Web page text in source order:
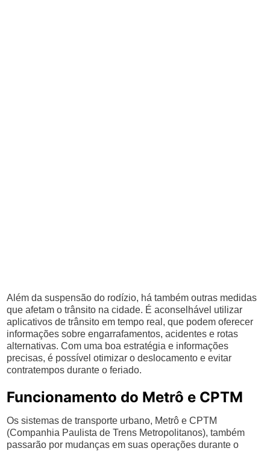
Além da suspensão do rodízio, há também outras medidas
que afetam o trânsito na cidade. É aconselhável utilizar
aplicativos de trânsito em tempo real, que podem oferecer
informações sobre engarrafamentos, acidentes e rotas
alternativas. Com uma boa estratégia e informações
precisas, é possível otimizar o deslocamento e evitar
contratempos durante o feriado.
Funcionamento do Metrô e CPTM
Os sistemas de transporte urbano, Metrô e CPTM
(Companhia Paulista de Trens Metropolitanos), também
passarão por mudanças em suas operações durante o